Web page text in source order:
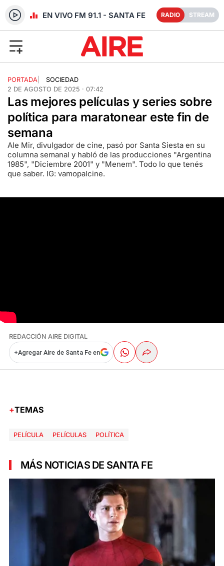
RADIO EN VIVO FM 91.1 - SANTA FE RADIO STREAM
PORTADA
SOCIEDAD
2 DE AGOSTO DE 2025 · 07:42
Las mejores películas y series sobre
política para maratonear este fin de
semana
Ale Mir, divulgador de cine, pasó por Santa Siesta en su
columna semanal y habló de las producciones "Argentina
1985", "Diciembre 2001" y "Menem". Todo lo que tenés
que saber. IG: vamopalcine.
REDACCIÓN AIRE DIGITAL
+Agregar Aire de Santa Fe en
TEMAS
PELÍCULA PELÍCULAS POLÍTICA
MÁS NOTICIAS DE SANTA FE